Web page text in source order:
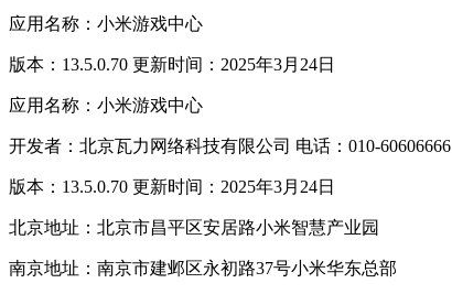
应用名称：小米游戏中心
版本：13.5.0.70 更新时间：2025年3月24日
应用名称：小米游戏中心
开发者：北京瓦力网络科技有限公司 电话：010-60606666
版本：13.5.0.70 更新时间：2025年3月24日
北京地址：北京市昌平区安居路小米智慧产业园
南京地址：南京市建邺区永初路37号小米华东总部